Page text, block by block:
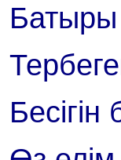
Батыры